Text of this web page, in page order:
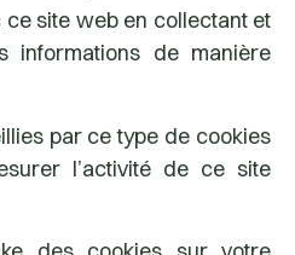
site web en collectant et
informations de manière
par ce type de cookies
l’activité de ce site